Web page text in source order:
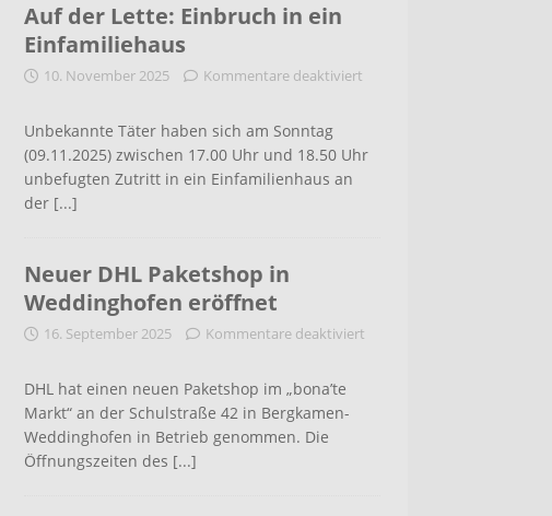
Auf der Lette: Einbruch in ein
Einfamiliehaus
10. November 2025 Kommentare deaktiviert
Unbekannte Täter haben sich am Sonntag
(09.11.2025) zwischen 17.00 Uhr und 18.50 Uhr
unbefugten Zutritt in ein Einfamilienhaus an
der [...]
Neuer DHL Paketshop in
Weddinghofen eröffnet
16. September 2025 Kommentare deaktiviert
DHL hat einen neuen Paketshop im „bona’te
Markt“ an der Schulstraße 42 in Bergkamen-
Weddinghofen in Betrieb genommen. Die
Öffnungszeiten des [...]